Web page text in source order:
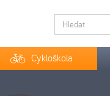
Cykloškola